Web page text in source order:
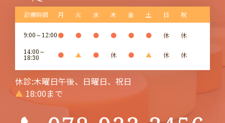
診療時間 月 火 水 木 金 土 日 祝
9:00～12:00● ● ● ● ● ● 休
休
14:00～
18:30 ● ▲ ● 休 ● ▲ 休 休
休診:木曜日午後、日曜日、祝日
▲ 18:00まで